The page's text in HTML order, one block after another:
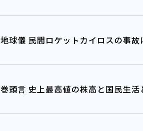
地球儀 民間ロケットカイロスの事
巻頭言 史上最高値の株高と国民生活